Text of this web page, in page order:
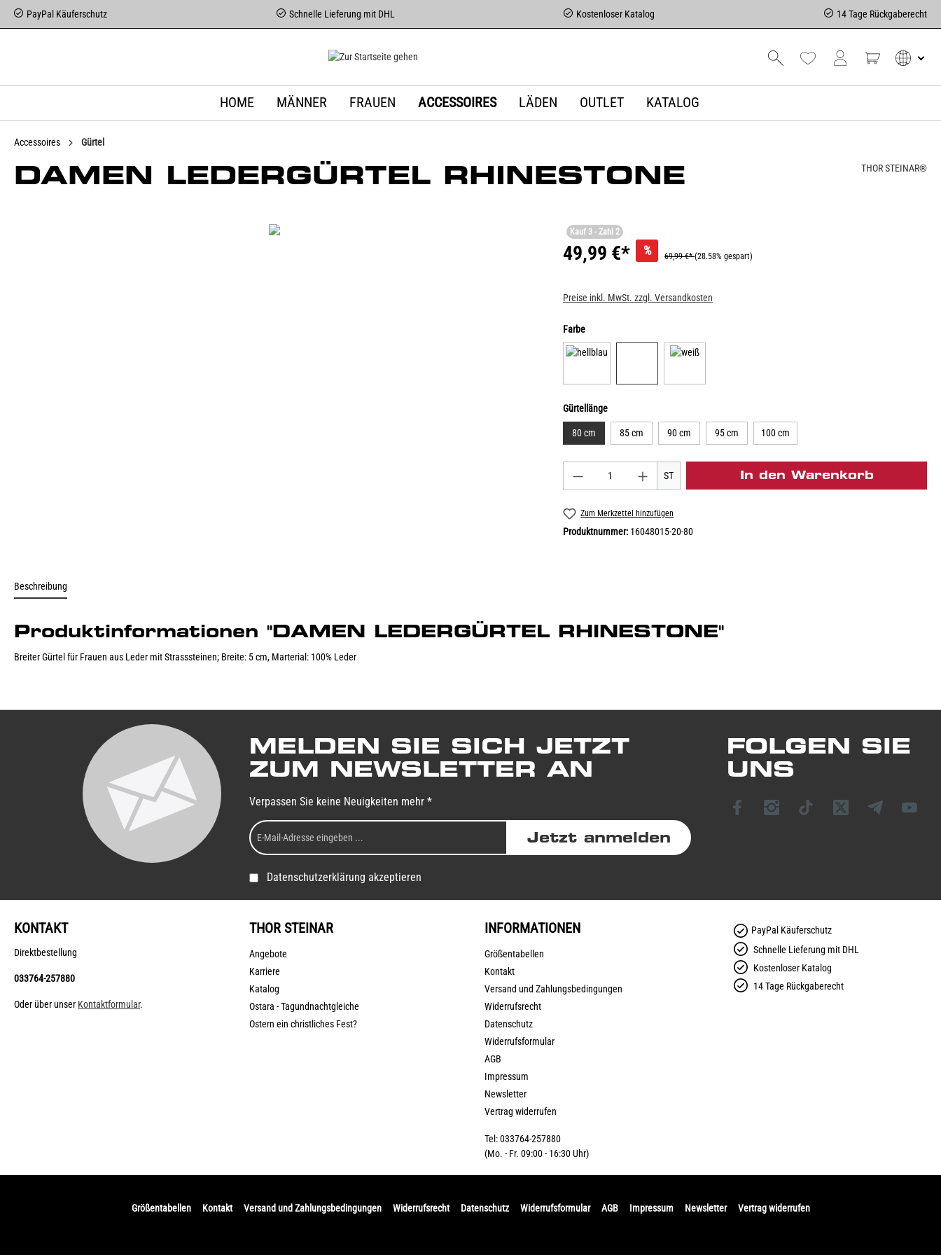
PayPal Käuferschutz Schnelle Lieferung mit DHL Kostenloser Katalog 14 Tage Rückgaberecht
HOME MÄNNER FRAUEN ACCESSOIRES LÄDEN OUTLET KATALOG
Accessoires Gürtel
DAMEN LEDERGÜRTEL RHINESTONE THOR STEINAR®
Kauf 3 - Zahl 2
49,99 €* % 69,99 €*(28.58% gespart)
Preise inkl. MwSt. zzgl. Versandkosten
Farbe
Gürtellänge
80 cm 85 cm 90 cm 95 cm 100 cm
ST In den Warenkorb
Zum Merkzettel hinzufügen
Produktnummer: 16048015-20-80
Beschreibung
Produktinformationen "DAMEN LEDERGÜRTEL RHINESTONE"
Breiter Gürtel für Frauen aus Leder mit Strasssteinen; Breite: 5 cm, Marterial: 100% Leder
MELDEN SIE SICH JETZT
ZUM NEWSLETTER AN
Verpassen Sie keine Neuigkeiten mehr *
Jetzt anmelden
Datenschutzerklärung akzeptieren
FOLGEN SIE
UNS
KONTAKT
Direktbestellung
033764-257880
Oder über unser Kontaktformular.
THOR STEINAR
Angebote
Karriere
Katalog
Ostara - Tagundnachtgleiche
Ostern ein christliches Fest?
INFORMATIONEN
Größentabellen
Kontakt
Versand und Zahlungsbedingungen
Widerrufsrecht
Datenschutz
Widerrufsformular
AGB
Impressum
Newsletter
Vertrag widerrufen
Tel: 033764-257880
(Mo. - Fr. 09:00 - 16:30 Uhr)
PayPal Käuferschutz
Schnelle Lieferung mit DHL
Kostenloser Katalog
14 Tage Rückgaberecht
Größentabellen Kontakt Versand und Zahlungsbedingungen Widerrufsrecht Datenschutz Widerrufsformular AGB Impressum Newsletter Vertrag widerrufen